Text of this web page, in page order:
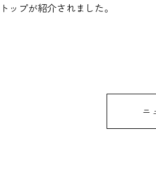
ップが紹介されました。
ニ